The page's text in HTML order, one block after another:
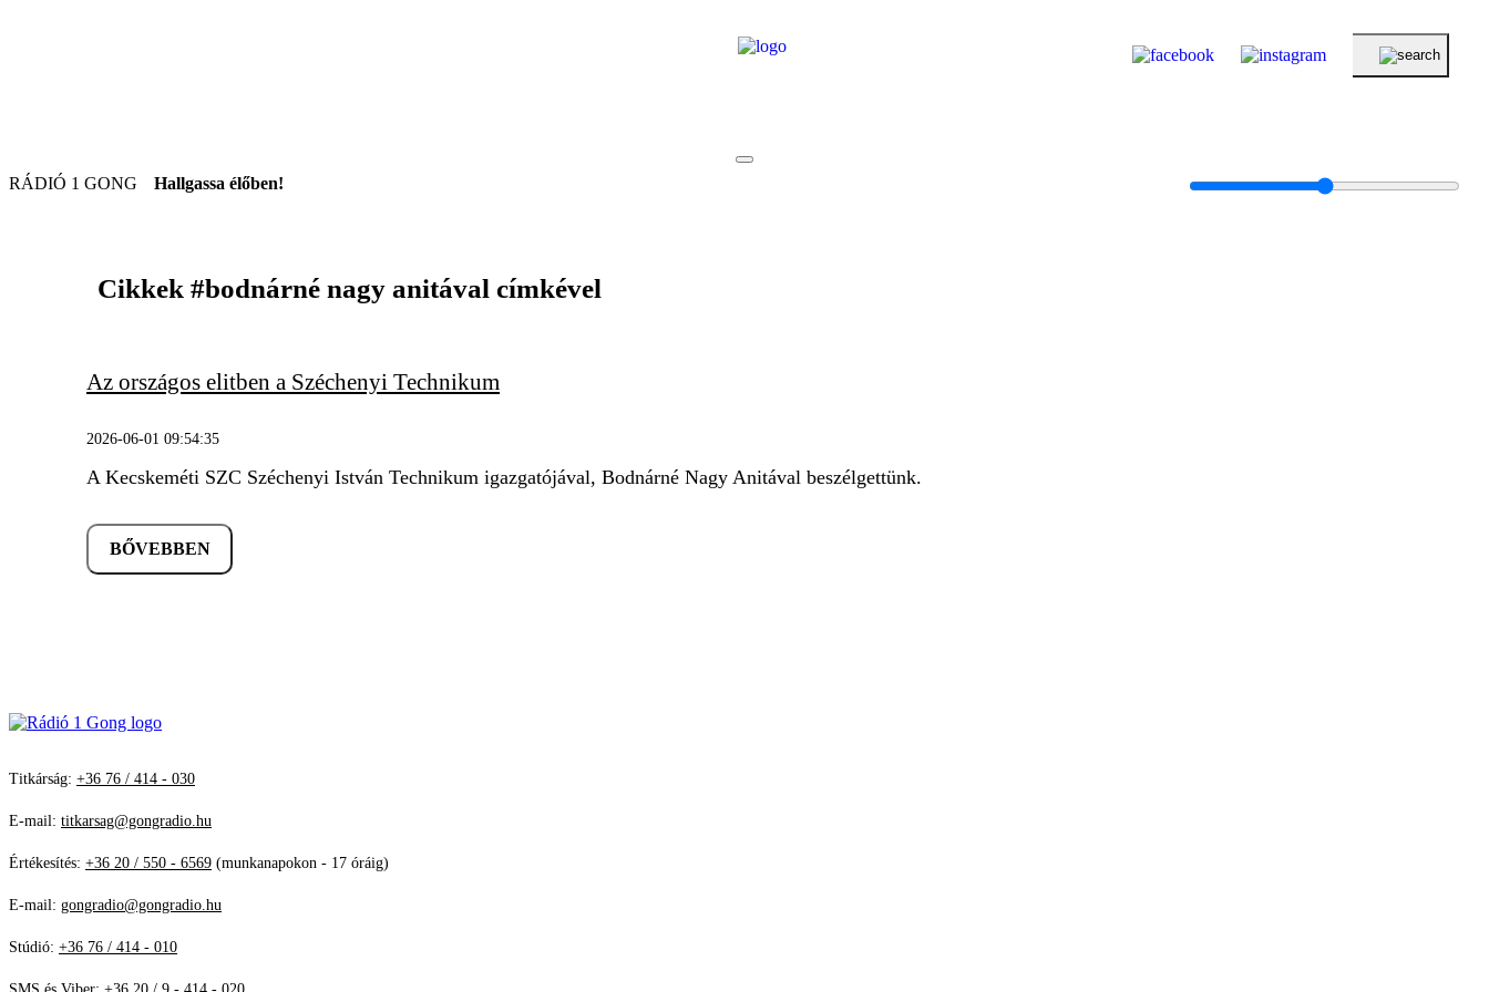
RÁDIÓ 1 GONG Hallgassa élőben!
Cikkek #bodnárné nagy anitával címkével
Az országos elitben a Széchenyi Technikum
2026-06-01 09:54:35
A Kecskeméti SZC Széchenyi István Technikum igazgatójával, Bodnárné Nagy Anitával beszélgettünk.
BŐVEBBEN
Titkárság: +36 76 / 414 - 030
E-mail: titkarsag@gongradio.hu
Értékesítés: +36 20 / 550 - 6569 (munkanapokon - 17 óráig)
E-mail: gongradio@gongradio.hu
Stúdió: +36 76 / 414 - 010